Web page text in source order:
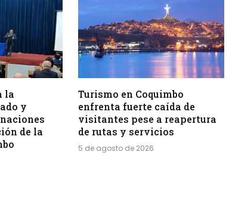
la
y
de la
Turismo en Coquimbo
enfrenta fuerte caída de
visitantes pese a reapertura
de rutas y servicios
5 de agosto de 2026